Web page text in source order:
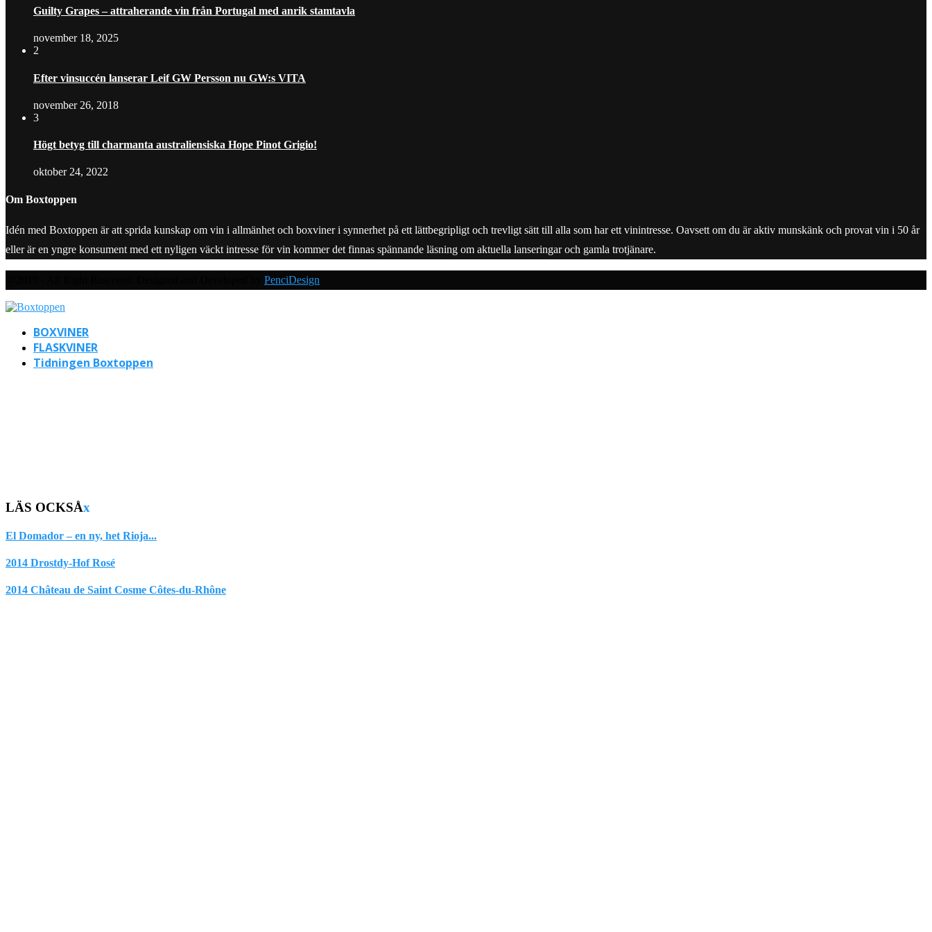
Guilty Grapes – attraherande vin från Portugal med anrik stamtavla
november 18, 2025
2
Efter vinsuccén lanserar Leif GW Persson nu GW:s VITA
november 26, 2018
3
Högt betyg till charmanta australiensiska Hope Pinot Grigio!
oktober 24, 2022
Om Boxtoppen
Idén med Boxtoppen är att sprida kunskap om vin i allmänhet och boxviner i synnerhet på ett lättbegripligt och trevligt sätt till alla som har ett vinintresse. Oavsett om du är aktiv munskänk och provat vin i 50 år
eller är en yngre konsument med ett nyligen väckt intresse för vin kommer det finnas spännande läsning om aktuella lanseringar och gamla trotjänare.
PenciDesign
BOXVINER
FLASKVINER
Tidningen Boxtoppen
LÄS OCKSÅx
El Domador – en ny, het Rioja...
2014 Drostdy-Hof Rosé
2014 Château de Saint Cosme Côtes-du-Rhône